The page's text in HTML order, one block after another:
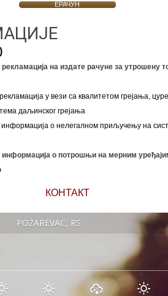
ЕРАЧУН
на издате рачуне за утрошену
у вези са квалитетом грејања,
даљинског грејања
о нелегалном приључењу на
информација о потрошњи на мерним
КОНТАКТ
POŽAREVAC, RS